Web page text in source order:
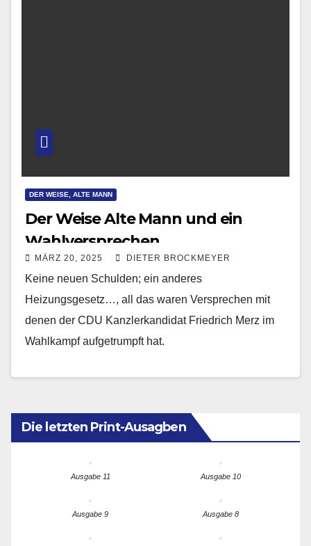
DER WEISE, ALTE MANN
Der Weise Alte Mann und ein
Wahlversprechen
MÄRZ 20, 2025 DIETER BROCKMEYER
Keine neuen Schulden; ein anderes
Heizungsgesetz…, all das waren Versprechen mit
denen der CDU Kanzlerkandidat Friedrich Merz im
Wahlkampf aufgetrumpft hat.
Die letzten Print-Ausagben
Ausgabe 11 Ausgabe 10
Ausgabe 9 Ausgabe 8